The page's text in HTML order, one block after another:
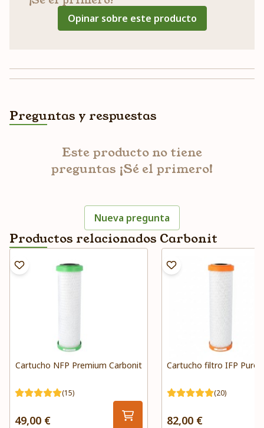
Opinar sobre este producto
Preguntas y respuestas
Este producto no tiene
preguntas ¡Sé el primero!
Nueva pregunta
Productos relacionados Carbonit
Cartucho NFP Premium Carbonit
(15)
49,00 €
Cartucho filtro IFP Puro
(20)
82,00 €